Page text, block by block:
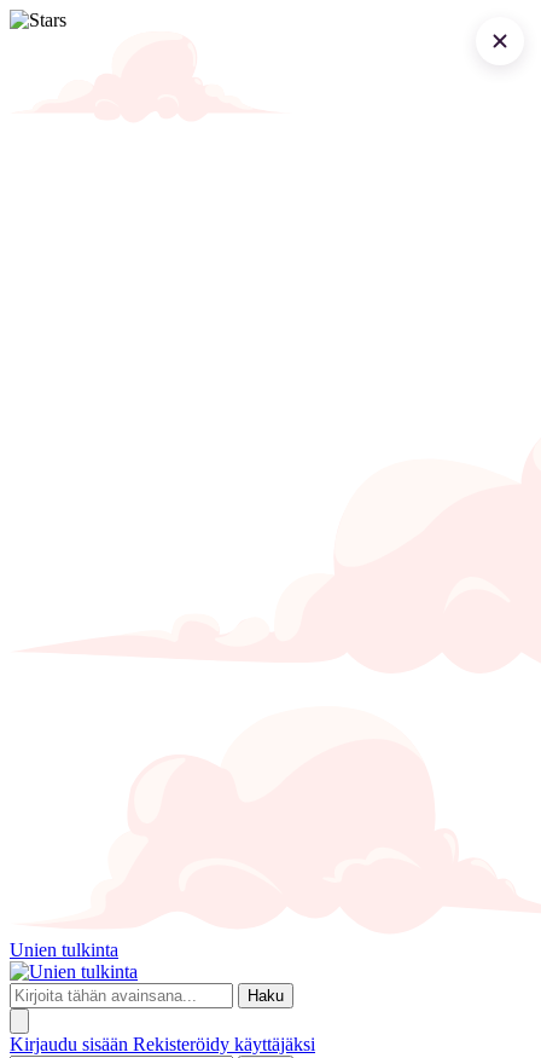
Unien tulkinta
Haku
Kirjaudu sisään Rekisteröidy käyttäjäksi